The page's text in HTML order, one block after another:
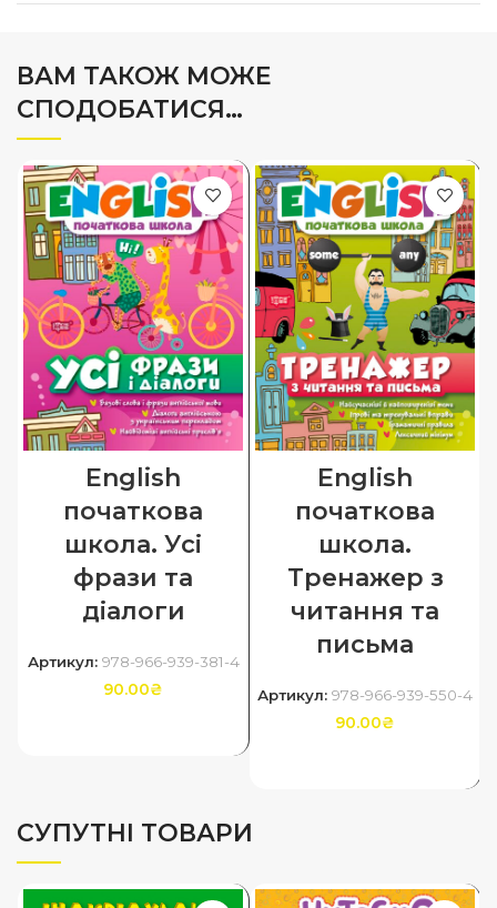
ВАМ ТАКОЖ МОЖЕ
СПОДОБАТИСЯ…
English
початкова
школа. Усі
фрази та
діалоги
Артикул: 978-966-939-381-4
90.00₴
English
початкова
школа.
Тренажер з
читання та
письма
Артикул: 978-966-939-550-4
90.00₴
СУПУТНІ ТОВАРИ